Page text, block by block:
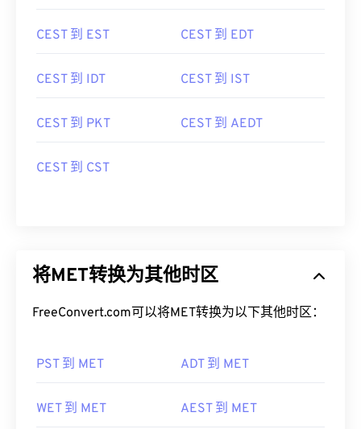
CEST 到 EST CEST 到 EDT
CEST 到 IDT CEST 到 IST
CEST 到 PKT CEST 到 AEDT
CEST 到 CST
将MET转换为其他时区
FreeConvert.com可以将MET转换为以下其他时区：
PST 到 MET ADT 到 MET
WET 到 MET AEST 到 MET